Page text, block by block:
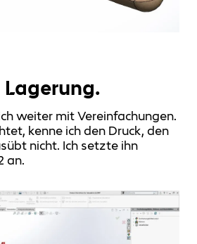
weiter mit Vereinfachungen.
kenne ich den Druck, den
nicht. Ich setzte ihn
an.